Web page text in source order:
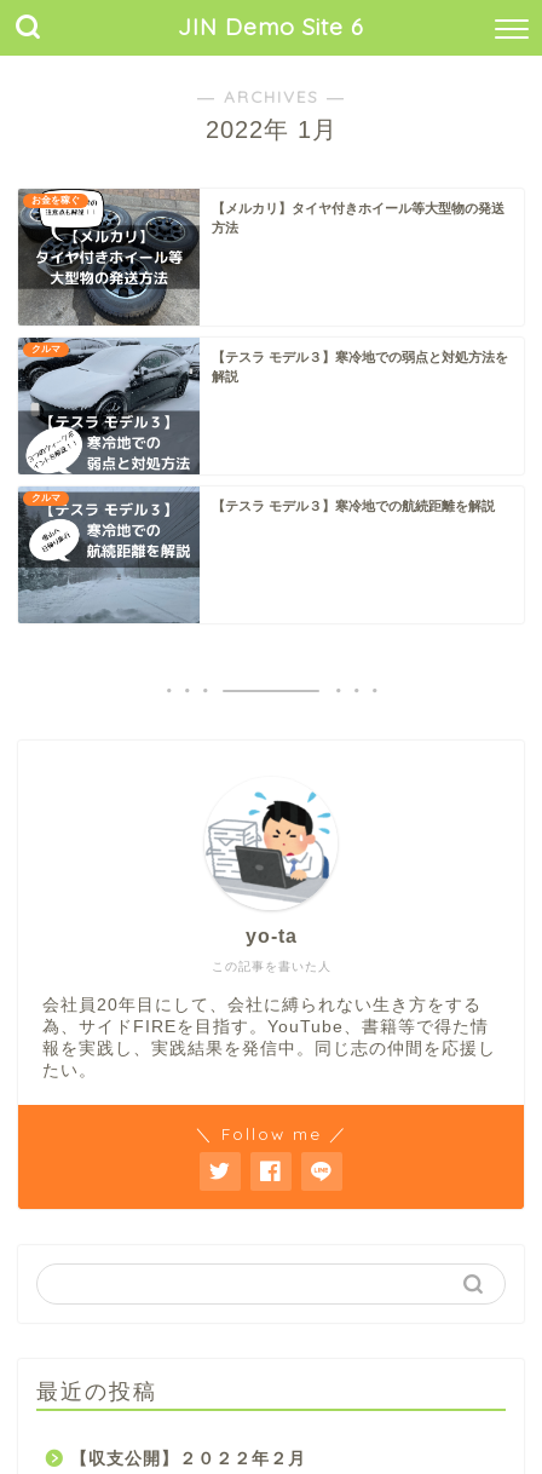
JIN Demo Site 6
― ARCHIVES ―
2022年 1月
お金を稼ぐ
【メルカリ】タイヤ付きホイール等大型物の発送
方法
クルマ
【テスラ モデル３】寒冷地での弱点と対処方法を
解説
クルマ
【テスラ モデル３】寒冷地での航続距離を解説
この記事を書いた人
yo-ta
会社員20年目にして、会社に縛られない生き方をする
為、サイドFIREを目指す。YouTube、書籍等で得た情
報を実践し、実践結果を発信中。同じ志の仲間を応援し
たい。
＼ Follow me ／
最近の投稿
【収支公開】２０２２年２月